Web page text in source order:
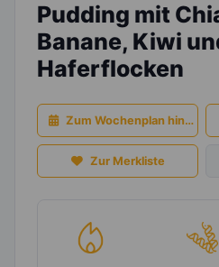
Pudding mit
Banane, Kiwi
Haferflocken
Zum Wochenplan
Zur Merkliste